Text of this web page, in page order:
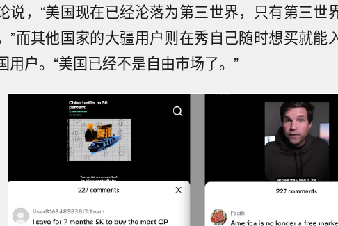
说，“美国现在已经沦落为第三世界，只有第三世
”而其他国家的大疆用户则在秀自己随时想买就能
用户。“美国已经不是自由市场了。”